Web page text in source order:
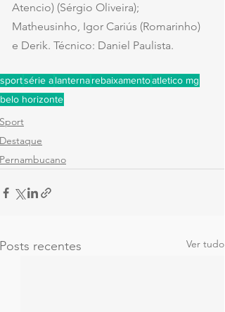
Atencio) (Sérgio Oliveira);
Matheusinho, Igor Cariús (Romarinho)
e Derik. Técnico: Daniel Paulista.
sportsérie alanternarebaixamentoatletico mg
belo horizonte
Sport
Destaque
Pernambucano
Posts recentes Ver tudo